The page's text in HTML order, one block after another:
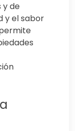
de
y el sabor